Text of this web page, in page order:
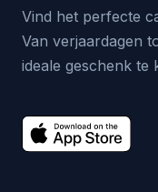
Vind het perfecte
Van verjaardagen
ideale geschenk te